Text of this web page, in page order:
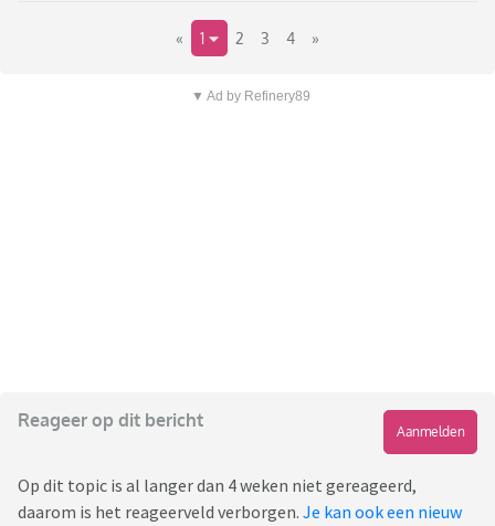
« 1 2 3 4 »
▼ Ad by Refinery89
Reageer op dit bericht
Aanmelden
Op dit topic is al langer dan 4 weken niet gereageerd,
daarom is het reageerveld verborgen. Je kan ook een nieuw